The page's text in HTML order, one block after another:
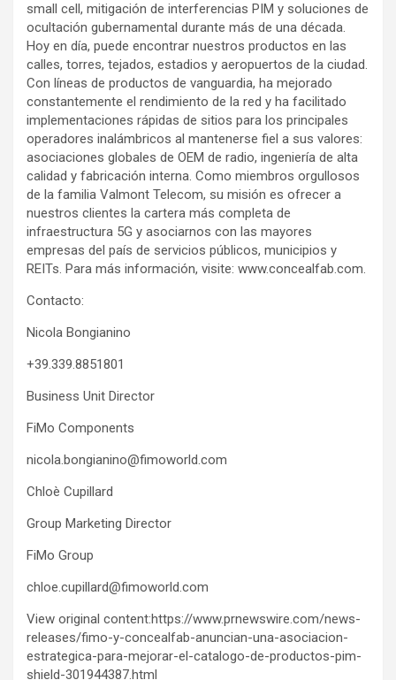
small cell, mitigación de interferencias PIM y soluciones de
ocultación gubernamental durante más de una década.
Hoy en día, puede encontrar nuestros productos en las
calles, torres, tejados, estadios y aeropuertos de la ciudad.
Con líneas de productos de vanguardia, ha mejorado
constantemente el rendimiento de la red y ha facilitado
implementaciones rápidas de sitios para los principales
operadores inalámbricos al mantenerse fiel a sus valores:
asociaciones globales de OEM de radio, ingeniería de alta
calidad y fabricación interna. Como miembros orgullosos
de la familia Valmont Telecom, su misión es ofrecer a
nuestros clientes la cartera más completa de
infraestructura 5G y asociarnos con las mayores
empresas del país de servicios públicos, municipios y
REITs. Para más información, visite: www.concealfab.com.
Contacto:
Nicola Bongianino
+39.339.8851801
Business Unit Director
FiMo Components
nicola.bongianino@fimoworld.com
Chloè Cupillard
Group Marketing Director
FiMo Group
chloe.cupillard@fimoworld.com
View original content:https://www.prnewswire.com/news-
releases/fimo-y-concealfab-anuncian-una-asociacion-
estrategica-para-mejorar-el-catalogo-de-productos-pim-
shield-301944387.html